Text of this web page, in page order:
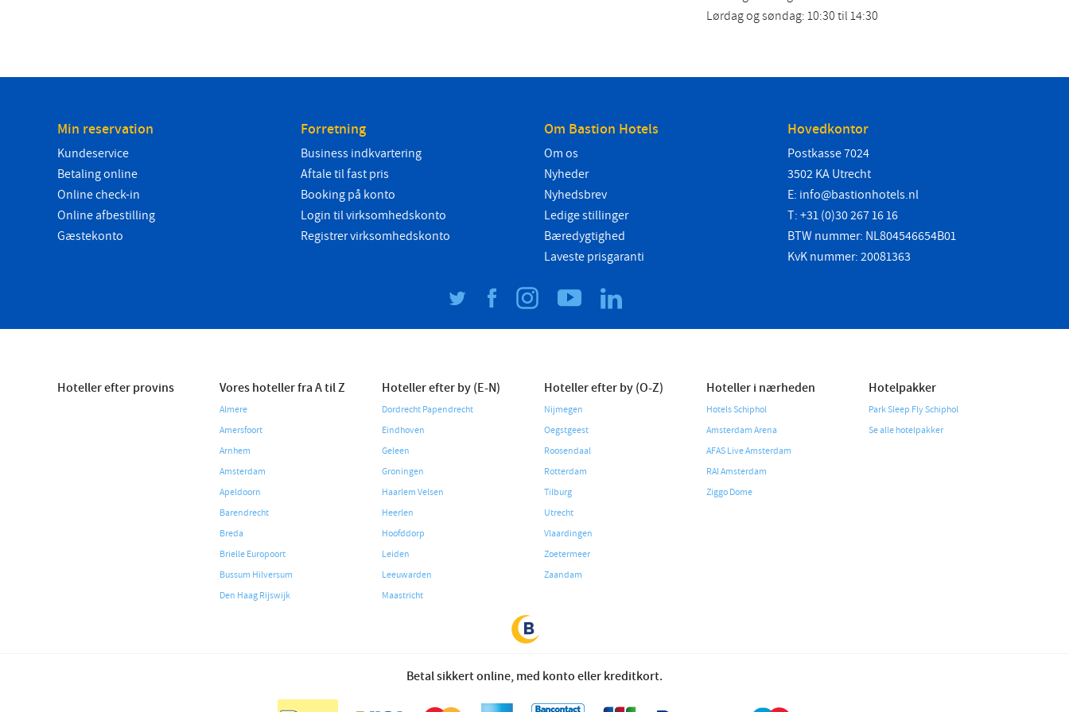
Lørdag og søndag: 10:30 til 14:30
Min reservation
Kundeservice
Betaling online
Online check-in
Online afbestilling
Gæstekonto
Forretning
Business indkvartering
Aftale til fast pris
Booking på konto
Login til virksomhedskonto
Registrer virksomhedskonto
Om Bastion Hotels
Om os
Nyheder
Nyhedsbrev
Ledige stillinger
Bæredygtighed
Laveste prisgaranti
Hovedkontor
Postkasse 7024
3502 KA Utrecht
E: info@bastionhotels.nl
T: +31 (0)30 267 16 16
BTW nummer: NL804546654B01
KvK nummer: 20081363
Hoteller efter provins Vores hoteller fra A til Z
Almere
Amersfoort
Arnhem
Amsterdam
Apeldoorn
Barendrecht
Breda
Brielle Europoort
Bussum Hilversum
Den Haag Rijswijk
Hoteller efter by (E-N)
Dordrecht Papendrecht
Eindhoven
Geleen
Groningen
Haarlem Velsen
Heerlen
Hoofddorp
Leiden
Leeuwarden
Maastricht
Hoteller efter by (O-Z)
Nijmegen
Oegstgeest
Roosendaal
Rotterdam
Tilburg
Utrecht
Vlaardingen
Zoetermeer
Zaandam
Hoteller i nærheden
Hotels Schiphol
Amsterdam Arena
AFAS Live Amsterdam
RAI Amsterdam
Ziggo Dome
Hotelpakker
Park Sleep Fly Schiphol
Se alle hotelpakker
Betal sikkert online, med konto eller kreditkort.